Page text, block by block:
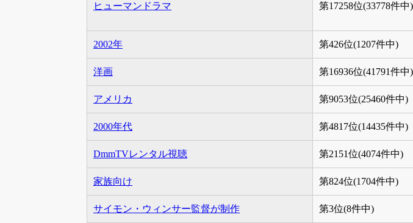
ヒューマンドラマ 第17258位(33778件中)
2002年 第426位(1207件中)
洋画 第16936位(41791件中)
アメリカ 第9053位(25460件中)
2000年代 第4817位(14435件中)
DmmTVレンタル視聴 第2151位(4074件中)
家族向け 第824位(1704件中)
サイモン・ウィンサー監督が制作 第3位(8件中)